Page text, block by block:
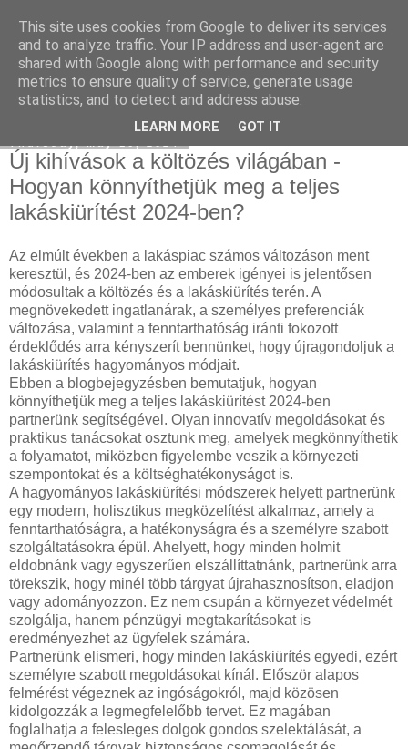
Mercedes külföldről
Új kihívások a költözés világában -
Hogyan könnyíthetjük meg a teljes
lakáskiürítést 2024-ben?
Az elmúlt években a lakáspiac számos változáson ment
keresztül, és 2024-ben az emberek igényei is jelentősen
módosultak a költözés és a lakáskiürítés terén. A
megnövekedett ingatlanárak, a személyes preferenciák
változása, valamint a fenntarthatóság iránti fokozott
érdeklődés arra kényszerít bennünket, hogy újragondoljuk a
lakáskiürítés hagyományos módjait.
Ebben a blogbejegyzésben bemutatjuk, hogyan
könnyíthetjük meg a teljes lakáskiürítést 2024-ben
partnerünk segítségével. Olyan innovatív megoldásokat és
praktikus tanácsokat osztunk meg, amelyek megkönnyíthetik
a folyamatot, miközben figyelembe veszik a környezeti
szempontokat és a költséghatékonyságot is.
A hagyományos lakáskiürítési módszerek helyett partnerünk
egy modern, holisztikus megközelítést alkalmaz, amely a
fenntarthatóságra, a hatékonyságra és a személyre szabott
szolgáltatásokra épül. Ahelyett, hogy minden holmit
eldobnánk vagy egyszerűen elszállíttatnánk, partnerünk arra
törekszik, hogy minél több tárgyat újrahasznosítson, eladjon
vagy adományozzon. Ez nem csupán a környezet védelmét
szolgálja, hanem pénzügyi megtakarításokat is
eredményezhet az ügyfelek számára.
Partnerünk elismeri, hogy minden lakáskiürítés egyedi, ezért
személyre szabott megoldásokat kínál. Először alapos
felmérést végeznek az ingóságokról, majd közösen
kidolgozzák a legmegfelelőbb tervet. Ez magában
foglalhatja a felesleges dolgok gondos szelektálását, a
This site uses cookies from Google to deliver its services
and to analyze traffic. Your IP address and user-agent are
shared with Google along with performance and security
metrics to ensure quality of service, generate usage
statistics, and to detect and address abuse.
LEARN MORE GOT IT